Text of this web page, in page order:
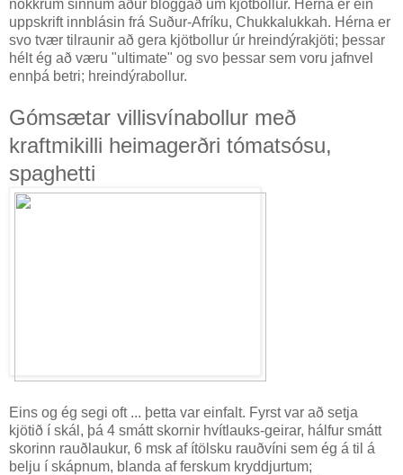
nokkrum sinnum áður bloggað um kjötbollur. Hérna er ein
uppskrift innblásin frá Suður-Afríku, Chukkalukkah. Hérna er
svo tvær tilraunir að gera kjötbollur úr hreindýrakjöti; þessar
hélt ég að væru "ultimate" og svo þessar sem voru jafnvel
ennþá betri; hreindýrabollur.
Gómsætar villisvínabollur með
kraftmikilli heimagerðri tómatsósu,
spaghetti
Eins og ég segi oft ... þetta var einfalt. Fyrst var að setja
kjötið í skál, þá 4 smátt skornir hvítlauks-geirar, hálfur smátt
skorinn rauðlaukur, 6 msk af ítölsku rauðvíni sem ég á til á
belju í skápnum, blanda af ferskum kryddjurtum;